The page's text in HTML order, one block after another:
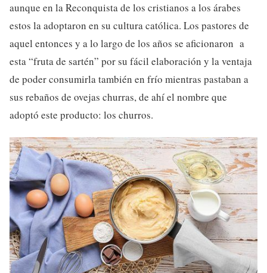
aunque en la Reconquista de los cristianos a los árabes
estos la adoptaron en su cultura católica. Los pastores de
aquel entonces y a lo largo de los años se aficionaron a
esta “fruta de sartén” por su fácil elaboración y la ventaja
de poder consumirla también en frío mientras pastaban a
sus rebaños de ovejas churras, de ahí el nombre que
adoptó este producto: los churros.